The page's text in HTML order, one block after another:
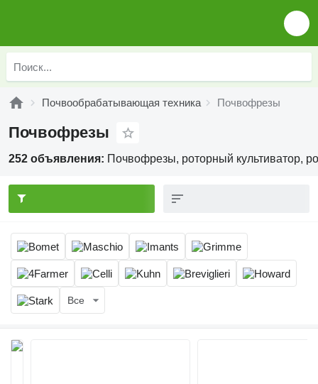
Почвообрабатывающая техника Почвофрезы
Почвофрезы
252 объявления: Почвофрезы, роторный культиватор,
Все